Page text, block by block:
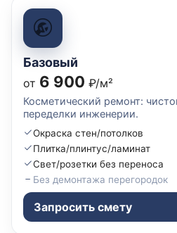
Базовый
от 6 900 ₽/м²
Косметический ремонт:
переделки инженерии.
Окраска стен/потолков
Плитка/плинтус/ламинат
Свет/розетки без переноса
Без демонтажа перегородок
Запросить смету